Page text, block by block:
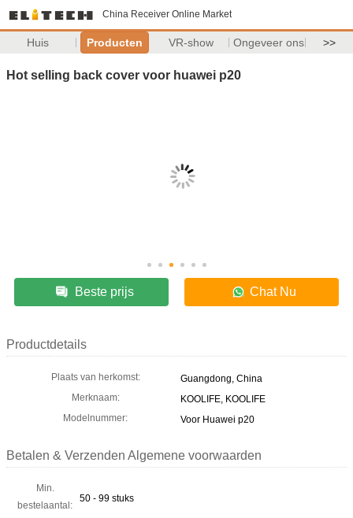
China Receiver Online Market
Huis Producten VR-show Ongeveer ons >>
Hot selling back cover voor huawei p20
Beste prijs Chat Nu
Productdetails
Plaats van herkomst:
Guangdong, China
Merknaam:
KOOLIFE, KOOLIFE
Modelnummer:
Voor Huawei p20
Betalen & Verzenden Algemene voorwaarden
Min.
bestelaantal:
50 - 99 stuks